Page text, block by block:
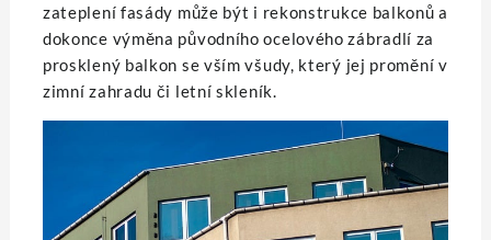
zateplení fasády může být i rekonstrukce balkonů a
dokonce výměna původního ocelového zábradlí za
prosklený balkon se vším všudy, který jej promění v
zimní zahradu či letní skleník.